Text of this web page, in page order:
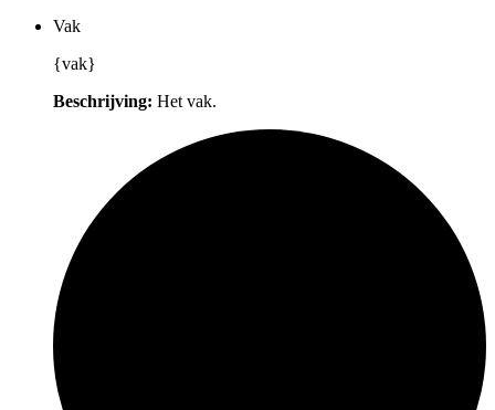
Vak
{vak}
Beschrijving: Het vak.